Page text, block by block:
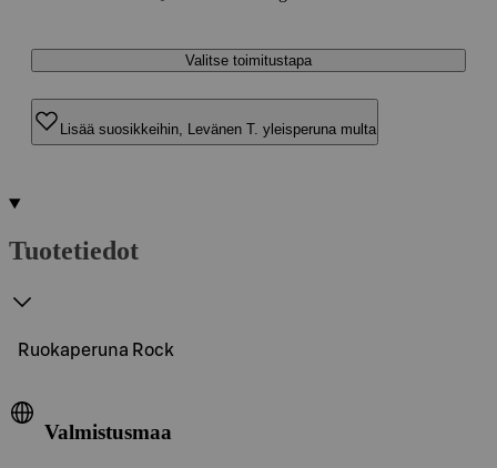
Valitse toimitustapa
Lisää suosikkeihin, Levänen T. yleisperuna multa
Tuotetiedot
Ruokaperuna Rock
Valmistusmaa